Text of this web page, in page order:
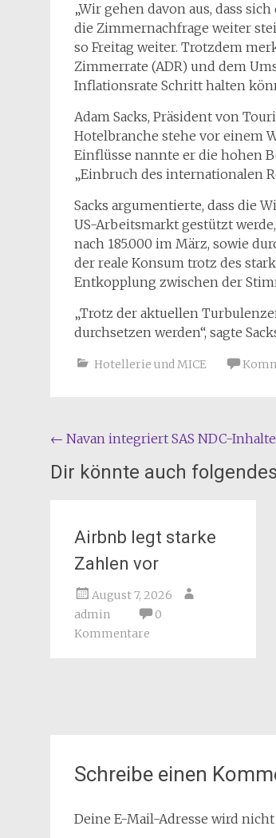
„Wir gehen davon aus, dass
die Zimmernachfrage weiter
so Freitag weiter. Trotzdem
Zimmerrate (ADR) und dem
Inflationsrate Schritt halten
Adam Sacks, Präsident von
Hotelbranche stehe vor einem
Einflüsse nannte er die hohen
„Einbruch des internationalen
Sacks argumentierte, dass die
US-Arbeitsmarkt gestützt
nach 185.000 im März, sowie
der reale Konsum trotz des
Entkopplung zwischen der
„Trotz der aktuellen
durchsetzen werden“, sagte
Hotellerie und MICE
Beitragsnavigation
← Navan integriert SAS NDC-Inhalte
Dir könnte auch
Airbnb legt starke
Zahlen vor
August 7, 2026
admin
0
Kommentare
Schreibe einen
Deine E-Mail-Adresse wird